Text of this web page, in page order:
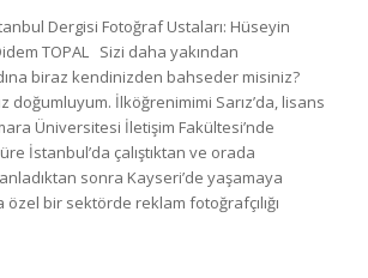
Dergisi Fotoğraf Ustaları: Hüseyin
TOPAL Sizi daha yakından
biraz kendinizden bahseder misiniz?
doğumluyum. İlköğrenimimi Sarız’da, lisans
Üniversitesi İletişim Fakültesi’nde
İstanbul’da çalıştıktan ve orada
sonra Kayseri’de yaşamaya
özel bir sektörde reklam fotoğrafçılığı